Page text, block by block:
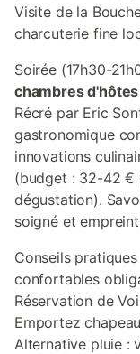
Visite de la
charcuterie fine
Soirée (17h30-
chambres
Récré par Eric
gastronomique
innovations
(budget : 32-42 €
dégustation).
soigné et
Conseils
confortables
Réservation de
Emportez
Alternative pluie :